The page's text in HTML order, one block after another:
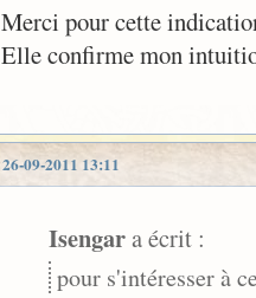
Merci pour cette
Elle confirme mon
26-09-2011 13:11
Isengara écrit :
pour s'intéresser à